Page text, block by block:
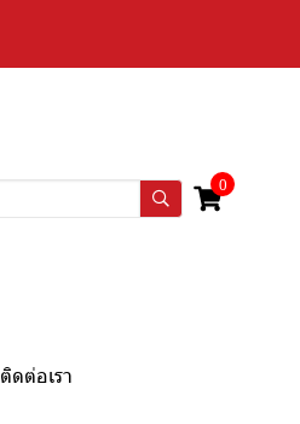
0
ติดต่อเรา